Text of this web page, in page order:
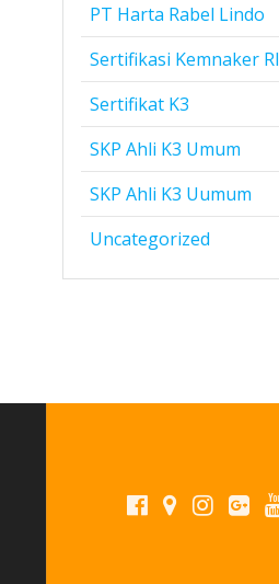
PT Harta Rabel Lindo
Sertifikasi Kemnaker RI
Sertifikat K3
SKP Ahli K3 Umum
SKP Ahli K3 Uumum
Uncategorized